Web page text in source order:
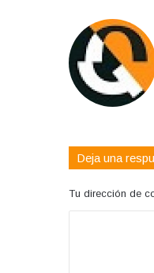
Deja una
Tu dirección de